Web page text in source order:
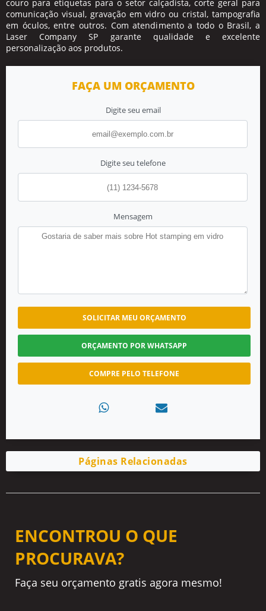
couro para etiquetas para o setor calçadista, corte geral para
comunicação visual, gravação em vidro ou cristal, tampografia
em óculos, entre outros. Com atendimento a todo o Brasil, a
Laser Company SP garante qualidade e excelente
personalização aos produtos.
FAÇA UM ORÇAMENTO
Digite seu email
Digite seu telefone
Mensagem
SOLICITAR MEU ORÇAMENTO
ORÇAMENTO POR WHATSAPP
COMPRE PELO TELEFONE
Páginas Relacionadas
ENCONTROU O QUE
PROCURAVA?
Faça seu orçamento gratis agora mesmo!